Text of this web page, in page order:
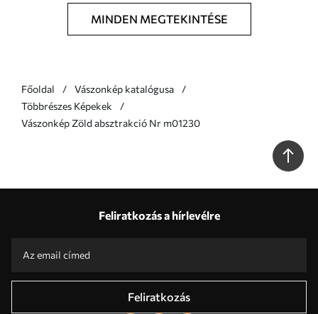
MINDEN MEGTEKINTÉSE
Főoldal
Vászonkép katalógusa
Többrészes Képekek
Vászonkép Zöld absztrakció Nr m01230
Feliratkozás a hírlevélre
Feliratkozás